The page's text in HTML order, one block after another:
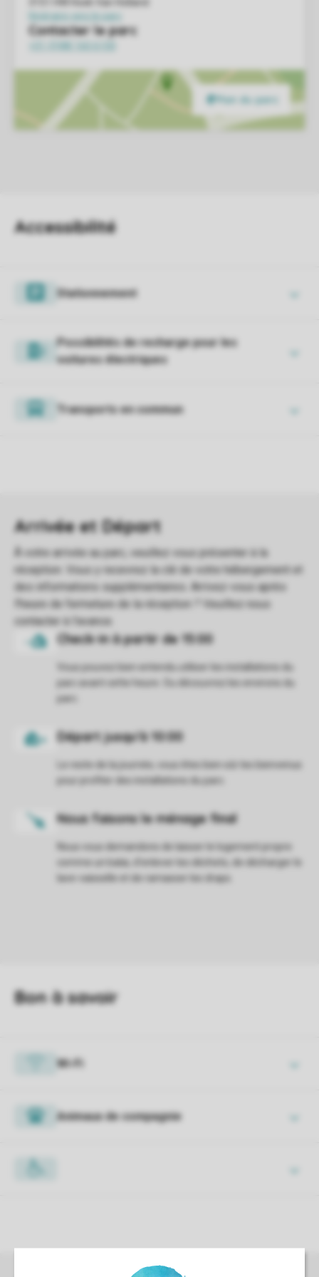
Stationnement
Possibilités de recharge pour les
voitures électriques
Transports en commun
Vous pouvez bien entendu utiliser les installations du
parc avant cette heure. Ou découvrez les environs du
parc.
Le reste de la journée, vous êtes bien sûr les bienvenus
pour profiter des installations du parc.
Nous vous demandons de laisser le logement propre
comme un balai, d'enlever les déchets, de décharger le
lave-vaisselle et de ramasser les draps.
Wi-Fi
Animaux de compagnie